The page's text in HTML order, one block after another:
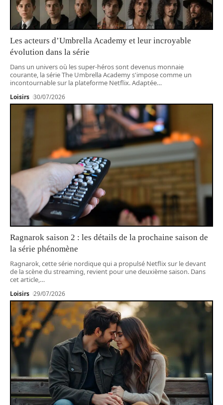
Les acteurs d’Umbrella Academy et leur incroyable
évolution dans la série
Dans un univers où les super-héros sont devenus monnaie
courante, la série The Umbrella Academy s'impose comme un
incontournable sur la plateforme Netflix. Adaptée…
Loisirs 30/07/2026
Ragnarok saison 2 : les détails de la prochaine saison de
la série phénomène
Ragnarok, cette série nordique qui a propulsé Netflix sur le devant
de la scène du streaming, revient pour une deuxième saison. Dans
cet article,…
Loisirs 29/07/2026